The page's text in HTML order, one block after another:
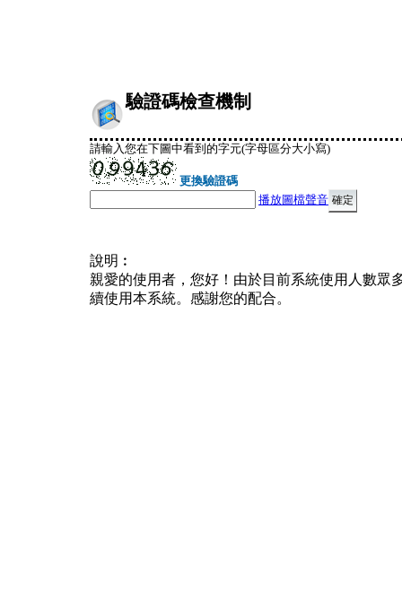
驗證碼檢查機制
請輸入您在下圖中看到的字元(字母區分大小寫)
更換驗證碼
播放圖檔聲音
說明︰
親愛的使用者，您好！由於目前系統使用人數眾
續使用本系統。感謝您的配合。